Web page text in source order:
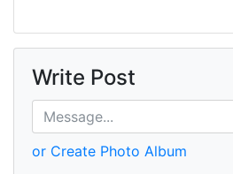
Write Post
or Create Photo Album